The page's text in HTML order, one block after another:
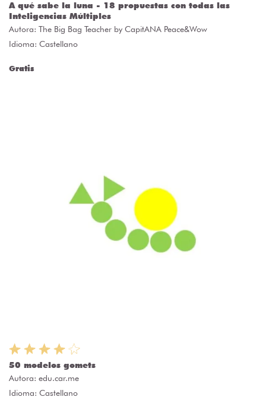
A qué sabe la luna - 18 propuestas con todas las
Inteligencias Múltiples
Autora: The Big Bag Teacher by CapitANA Peace&Wow
Idioma: Castellano
Gratis
50 modelos gomets
Autora: edu.car.me
Idioma: Castellano